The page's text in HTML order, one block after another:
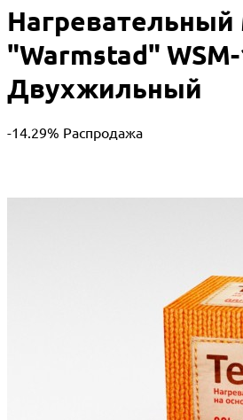
Нагревательный
"Warmstad"
Двухжильный
-14.29% Распродажа